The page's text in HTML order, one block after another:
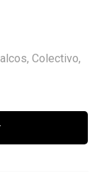
, Colectivo,